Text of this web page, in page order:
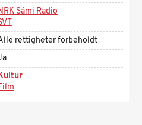
Sámi Radio
rettigheter forbeholdt